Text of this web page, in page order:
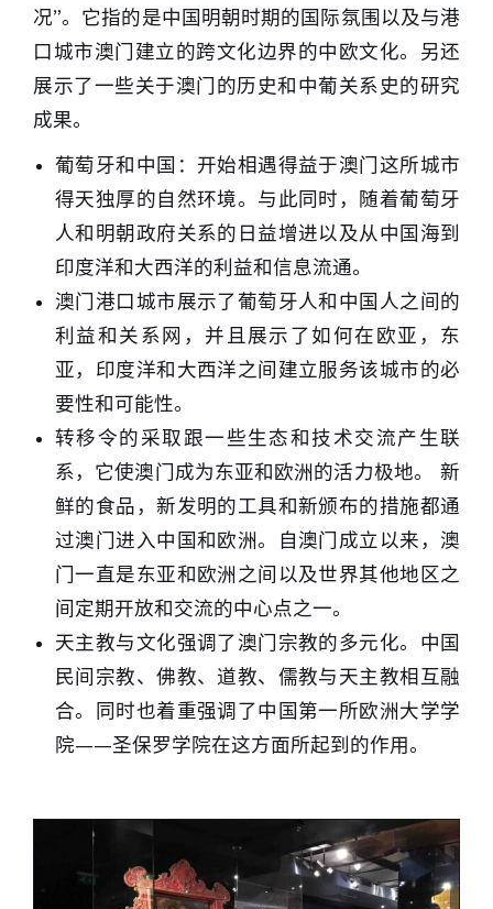
况”。它指的是中国明朝时期的国际氛围以及与港
口城市澳门建立的跨文化边界的中欧文化。另还
展示了一些关于澳门的历史和中葡关系史的研究
成果。
葡萄牙和中国：开始相遇得益于澳门这所城市
得天独厚的自然环境。与此同时，随着葡萄牙
人和明朝政府关系的日益增进以及从中国海到
印度洋和大西洋的利益和信息流通。
澳门港口城市展示了葡萄牙人和中国人之间的
利益和关系网，并且展示了如何在欧亚，东
亚，印度洋和大西洋之间建立服务该城市的必
要性和可能性。
转移令的采取跟一些生态和技术交流产生联
系，它使澳门成为东亚和欧洲的活力极地。 新
鲜的食品，新发明的工具和新颁布的措施都通
过澳门进入中国和欧洲。自澳门成立以来，澳
门一直是东亚和欧洲之间以及世界其他地区之
间定期开放和交流的中心点之一。
天主教与文化强调了澳门宗教的多元化。中国
民间宗教、佛教、道教、儒教与天主教相互融
合。同时也着重强调了中国第一所欧洲大学学
院——圣保罗学院在这方面所起到的作用。